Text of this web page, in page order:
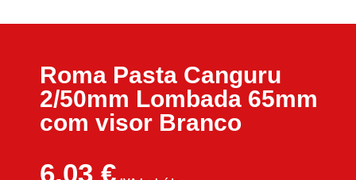
Roma Pasta Canguru
2/50mm Lombada 65mm
com visor Branco
6,03 €